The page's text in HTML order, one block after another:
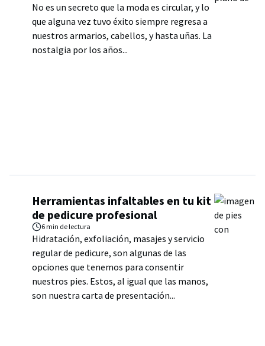
No es un secreto que la moda es circular, y lo
que alguna vez tuvo éxito siempre regresa a
nuestros armarios, cabellos, y hasta uñas. La
nostalgia por los años...
Herramientas infaltables en tu kit
de pedicure profesional
6 min de lectura
Hidratación, exfoliación, masajes y servicio
regular de pedicure, son algunas de las
opciones que tenemos para consentir
nuestros pies. Estos, al igual que las manos,
son nuestra carta de presentación...